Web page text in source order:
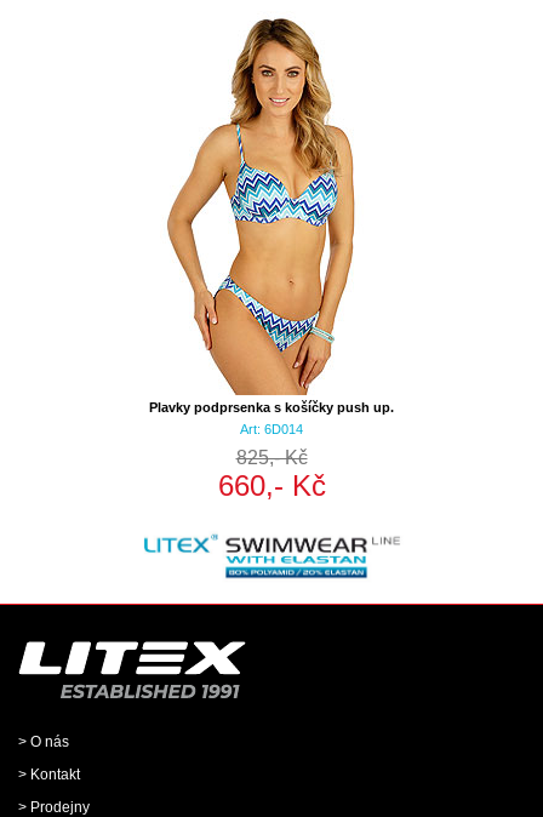
Plavky podprsenka s košíčky push up.
Art: 6D014
825,- Kč
660,- Kč
> O nás
> Kontakt
> Prodejny